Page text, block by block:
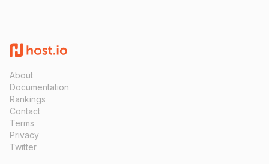
About
Documentation
Rankings
Contact
Terms
Privacy
Twitter